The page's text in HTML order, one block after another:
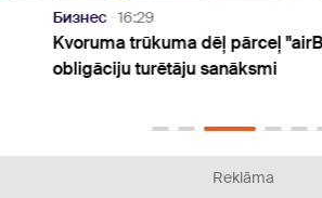
Бизнес 16:29
Kvoruma trūkuma dēļ pārceļ
obligāciju turētāju sanāksmi
Reklāma